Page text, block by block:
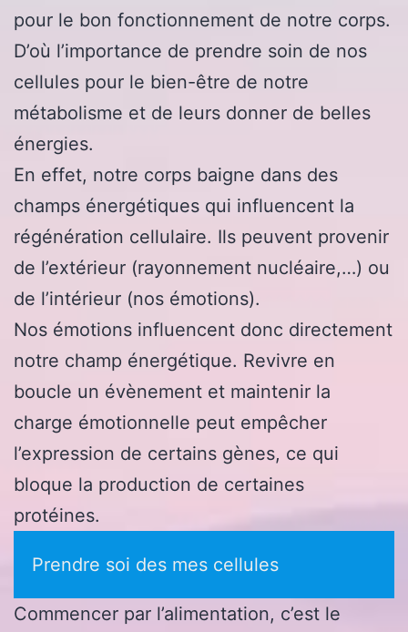
pour le bon fonctionnement de notre corps.
D’où l’importance de prendre soin de nos
cellules pour le bien-être de notre
métabolisme et de leurs donner de belles
énergies.
En effet, notre corps baigne dans des
champs énergétiques qui influencent la
régénération cellulaire. Ils peuvent provenir
de l’extérieur (rayonnement nucléaire,…) ou
de l’intérieur (nos émotions).
Nos émotions influencent donc directement
notre champ énergétique. Revivre en
boucle un évènement et maintenir la
charge émotionnelle peut empêcher
l’expression de certains gènes, ce qui
bloque la production de certaines
protéines.
Prendre soi des mes cellules
Commencer par l’alimentation, c’est le